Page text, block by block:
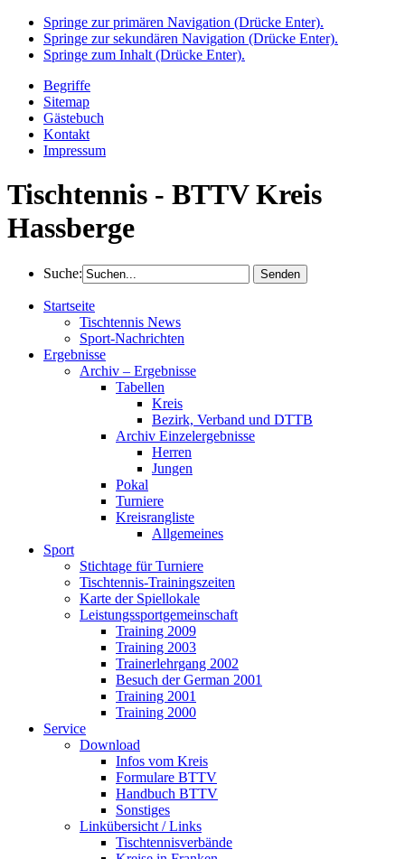
Springe zur primären Navigation (Drücke Enter).
Springe zur sekundären Navigation (Drücke Enter).
Springe zum Inhalt (Drücke Enter).
Begriffe
Sitemap
Gästebuch
Kontakt
Impressum
Tischtennis - BTTV Kreis
Hassberge
Suche:
Startseite
Tischtennis News
Sport-Nachrichten
Ergebnisse
Archiv – Ergebnisse
Tabellen
Kreis
Bezirk, Verband und DTTB
Archiv Einzelergebnisse
Herren
Jungen
Pokal
Turniere
Kreisrangliste
Allgemeines
Sport
Stichtage für Turniere
Tischtennis-Trainingszeiten
Karte der Spiellokale
Leistungssportgemeinschaft
Training 2009
Training 2003
Trainerlehrgang 2002
Besuch der German 2001
Training 2001
Training 2000
Service
Download
Infos vom Kreis
Formulare BTTV
Handbuch BTTV
Sonstiges
Linkübersicht / Links
Tischtennisverbände